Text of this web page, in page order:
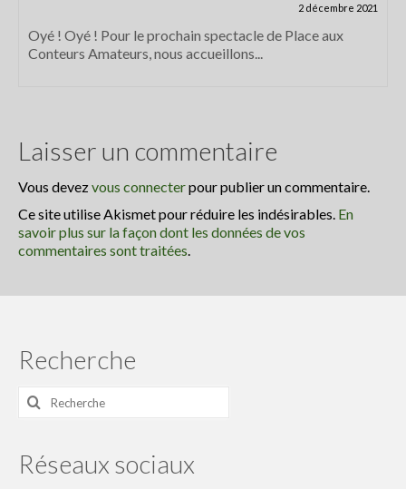
2 décembre 2021
Oyé ! Oyé ! Pour le prochain spectacle de Place aux
Conteurs Amateurs, nous accueillons...
Laisser un commentaire
Vous devezvous connecterpour publier un commentaire.
Ce site utilise Akismet pour réduire les indésirables. En
savoir plus sur la façon dont les données de vos
commentaires sont traitées.
Recherche
Rechercher
Réseaux sociaux